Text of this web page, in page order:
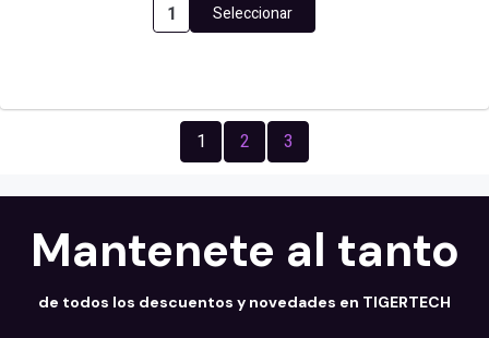
MONITOR
COMPUMAX
IPS
cantidad
Seleccionar
1 2 3
Mantenete al tanto
de todos los descuentos y novedades en TIGERTECH